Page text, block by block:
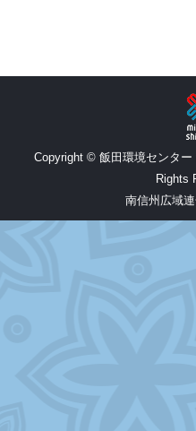
Copyright © 飯田環境センター
Rights
南信州広域